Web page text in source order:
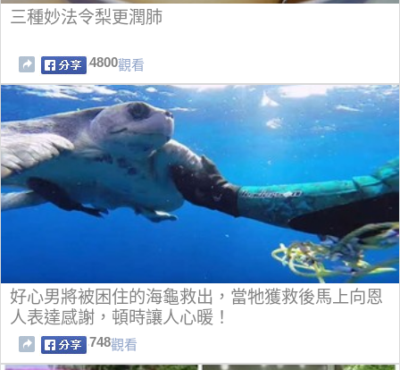
三種妙法令梨更潤肺
4800觀看
好心男將被困住的海龜救出，當牠獲救後馬上向恩
人表達感謝，頓時讓人心暖！
748觀看